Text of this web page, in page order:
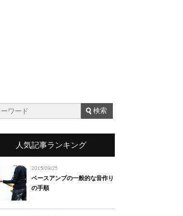
人気記事ランキング
2015/09/25
ベースアンプの一般的な音作り
の手順